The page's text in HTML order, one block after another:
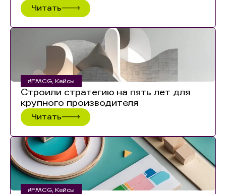
Читать
#FMCG, Кейсы
Строили стратегию на пять лет для
крупного производителя
Читать
#FMCG, Кейсы